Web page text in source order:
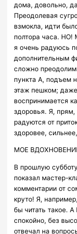
дома, довольно,
Преодолевая
взмокла, идти
полтора часа. НО!
я очень радуюсь
дополнительным
сложно
пункта А, подъем
этаж пешком;
воспринимается
здоровья. Я, прям,
радуются от
здоровее,
МОЕ
В прошлую
показал мастер-
комментарии от
круто! Я,
бы читать такое.
спокойно, без
отвечал на